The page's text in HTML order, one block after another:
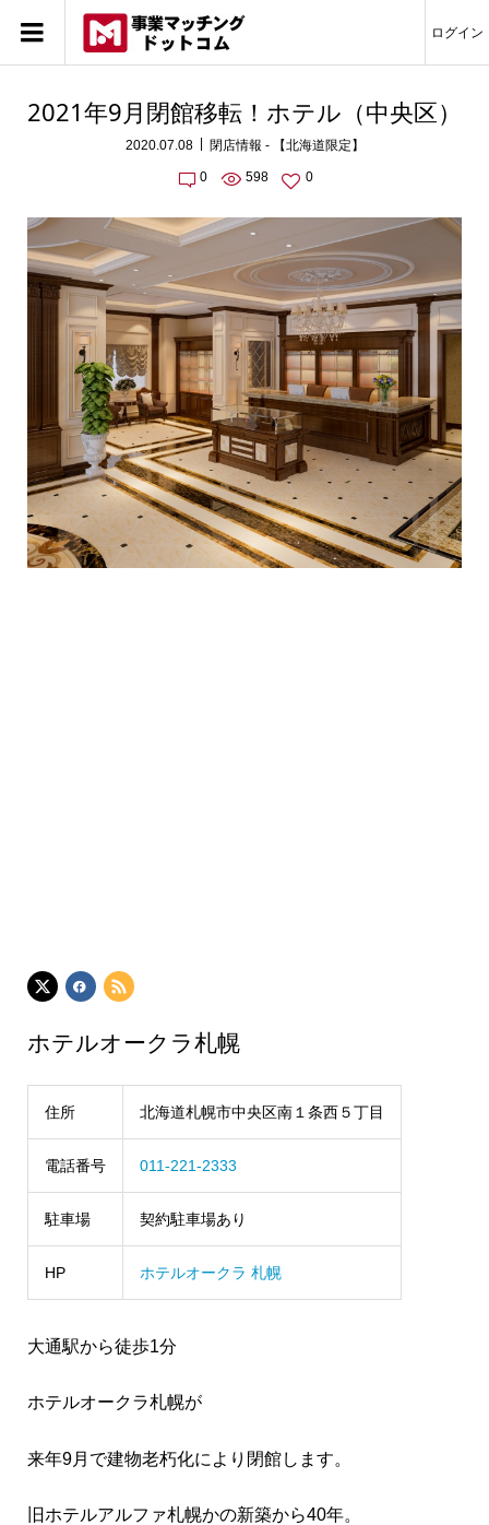
ログイン
2021年9月閉館移転！ホテル（中央区）
2020.07.08 閉店情報 - 【北海道限定】
0 598 0
ホテルオークラ札幌
住所 北海道札幌市中央区南１条西５丁目
電話番号 011-221-2333
駐車場 契約駐車場あり
HP ホテルオークラ 札幌
大通駅から徒歩1分
ホテルオークラ札幌が
来年9月で建物老朽化により閉館します。
旧ホテルアルファ札幌かの新築から40年。